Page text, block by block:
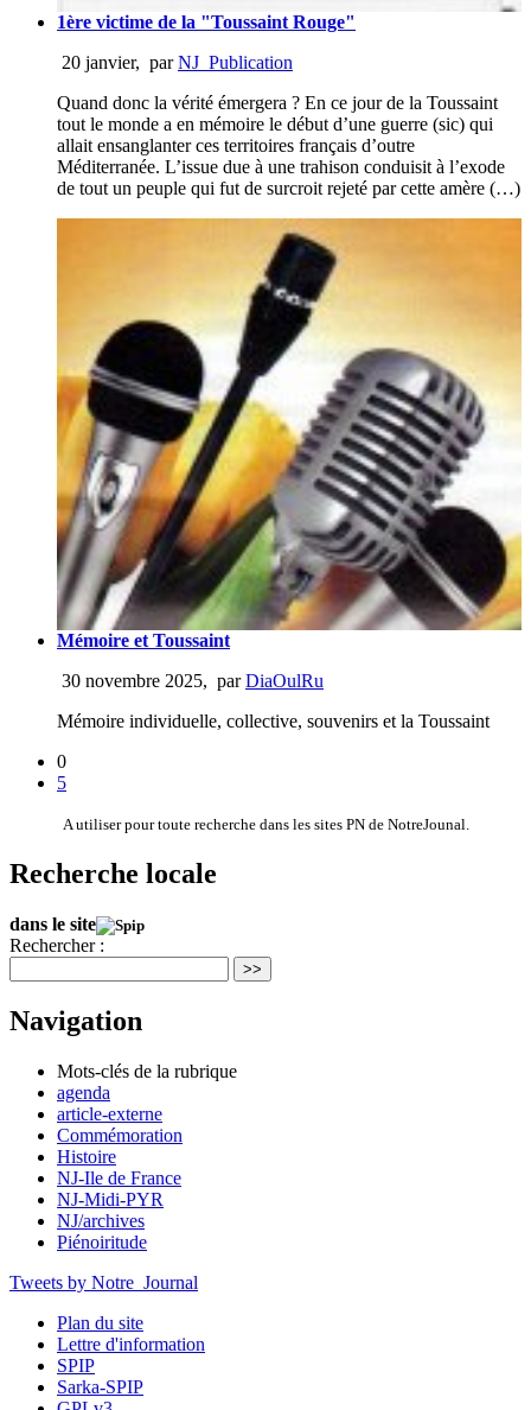
1ère victime de la "Toussaint Rouge"
20 janvier, parNJ_Publication
Quand donc la vérité émergera ? En ce jour de la Toussaint
tout le monde a en mémoire le début d’une guerre (sic) qui
allait ensanglanter ces territoires français d’outre
Méditerranée. L’issue due à une trahison conduisit à l’exode
de tout un peuple qui fut de surcroit rejeté par cette amère (…)
Mémoire et Toussaint
30 novembre 2025, parDiaOulRu
Mémoire individuelle, collective, souvenirs et la Toussaint
0
5
A utiliser pour toute recherche dans les sites PN de NotreJounal.
Recherche locale
dans le site
Rechercher :
>>
Navigation
Mots-clés de la rubrique
agenda
article-externe
Commémoration
Histoire
NJ-Ile de France
NJ-Midi-PYR
NJ/archives
Piénoiritude
Tweets by Notre_Journal
Plan du site
Lettre d'information
SPIP
Sarka-SPIP